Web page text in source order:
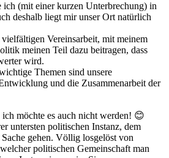
ich (mit einer kurzen Unterbrechung) in
deshalb liegt mir unser Ort natürlich
Vereinsarbeit, mit meinem
meinen Teil dazu beitragen, dass
wird.
Themen sind unsere
und die Zusammenarbeit der
möchte es auch nicht werden! 😊
untersten politischen Instanz, dem
gehen. Völlig losgelöst von
politischen Gemeinschaft man